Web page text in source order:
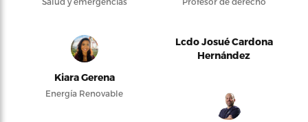
Kiara Gerena
Energía Renovable
Lcdo Josué Cardona
Hernández